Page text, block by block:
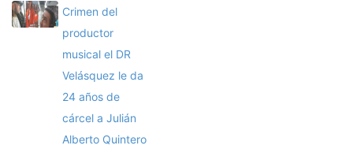
Crimen del
productor
musical el DR
Velásquez le da
24 años de
cárcel a Julián
Alberto Quintero